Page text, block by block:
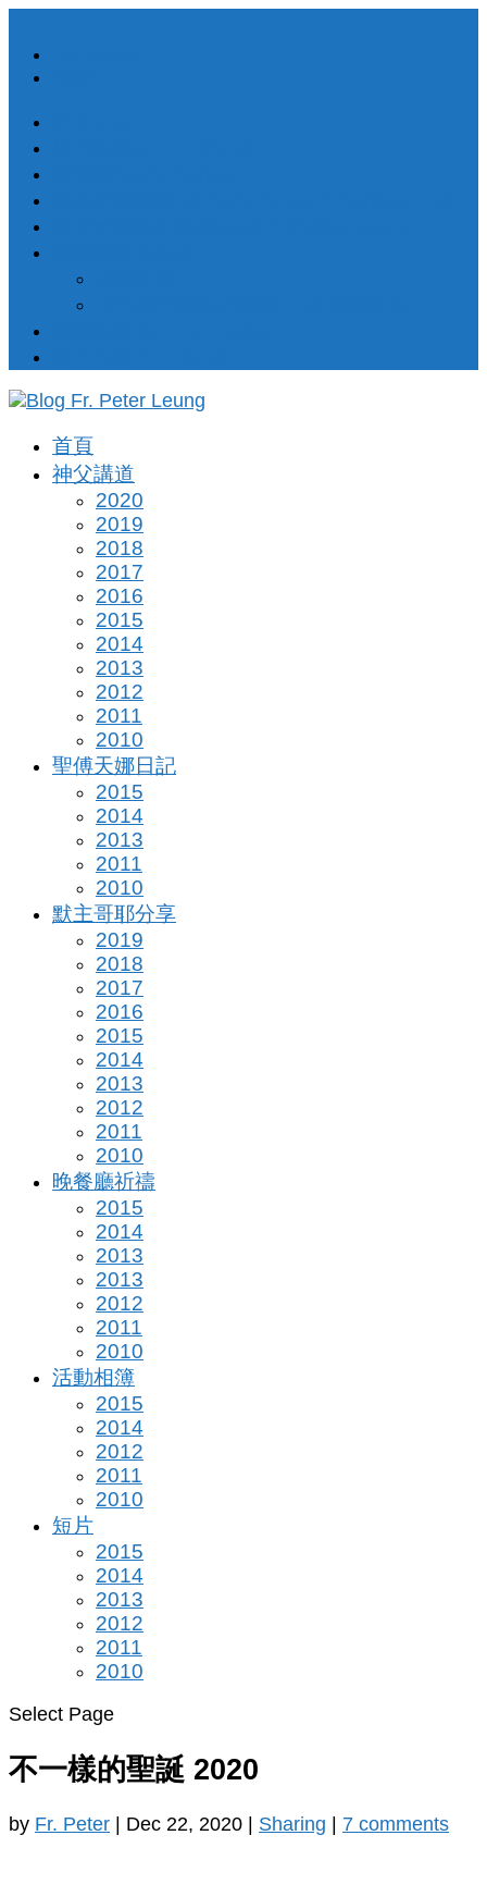
首頁
神父講道
2020
2019
2018
2017
2016
2015
2014
2013
2012
2011
2010
聖傅天娜日記
2015
2014
2013
2011
2010
默主哥耶分享
2019
2018
2017
2016
2015
2014
2013
2012
2011
2010
晚餐廳祈禱
2015
2014
2013
2013
2012
2011
2010
活動相簿
2015
2014
2012
2011
2010
短片
2015
2014
2013
2012
2011
2010
Select Page
不一樣的聖誕 2020
by Fr. Peter Dec 22, 2020 Sharing 7 comments